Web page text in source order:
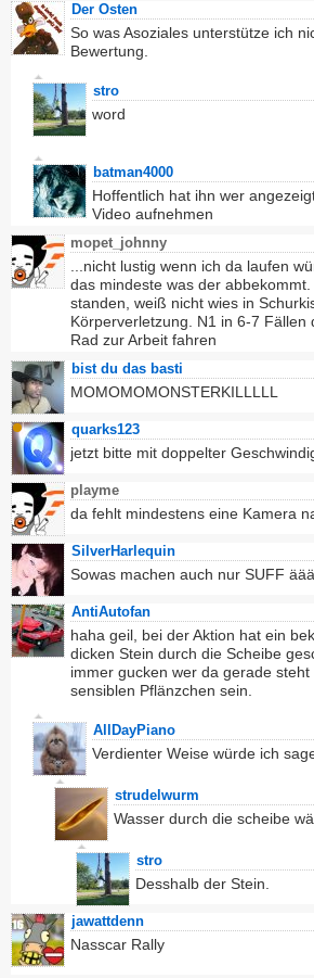
Der Osten
So was Asoziales unterstütze ich
Bewertung.
stro
word
batman4000
Hoffentlich hat ihn wer
Video aufnehmen
mopet_johnny
...nicht lustig wenn ich da laufen
das mindeste was der
standen, weiß nicht wies in
Körperverletzung. N1 in 6-7
Rad zur Arbeit fahren
bist du das basti
MOMOMOMONSTERKILLLLL
quarks123
jetzt bitte mit doppelter
playme
da fehlt mindestens eine Kamera
SilverHarlequin
Sowas machen auch nur SUFF
AntiAutofan
haha geil, bei der Aktion hat ein
dicken Stein durch die Scheibe
immer gucken wer da gerade
sensiblen Pflänzchen sein.
AllDayPiano
Verdienter Weise würde ich
strudelwurm
Wasser durch die scheibe
stro
Desshalb der Stein.
jawattdenn
Nasscar Rally